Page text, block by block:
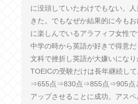
に没頭していたわけでもない。
きた。でもなぜか結果的に今も
に楽しんでいるアラフィフ女性で
中学の時から英語が好きで得意
文科で挫折し英語が大嫌いになり
TOEICの受験だけは長年継続し
⇒655点⇒830点⇒855点⇒905点
アップさせることに成功。アスペ